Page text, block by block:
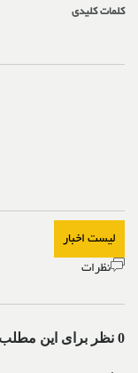
کلمات کلیدی
لیست اخبار
نظرات
0 نظر برای این مطلب وجود دارد